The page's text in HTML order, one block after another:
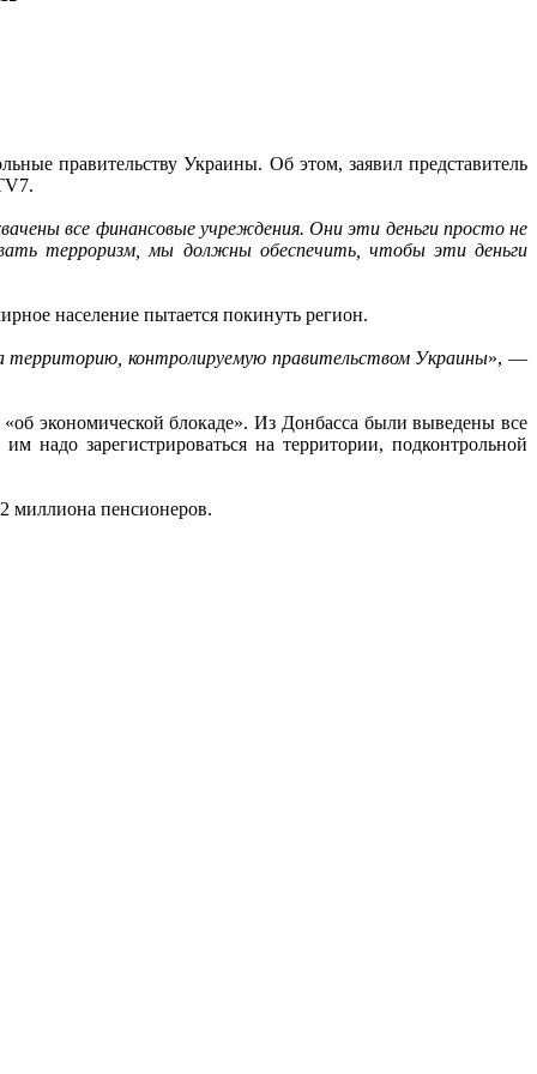
правительству Украины. Об этом, заявил представитель
все финансовые учреждения. Они эти деньги просто не
терроризм, мы должны обеспечить, чтобы эти деньги
население пытается покинуть регион.
контролируемую правительством Украины», —
экономической блокаде». Из Донбасса были выведены все
зарегистрироваться на территории, подконтрольной
миллиона пенсионеров.